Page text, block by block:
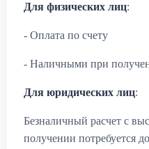
Для физических лиц:
- Оплата по счету
- Наличными при
Для юридических лиц:
Безналичный расчет с
получении потребуется